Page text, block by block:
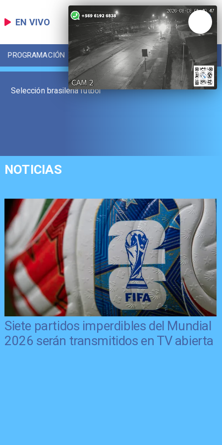
EN VIVO
PROGRAMACIÓN LOCAL DEPORTES
Selección brasileña fútbol
NOTICIAS
Siete partidos imperdibles del Mundial
2026 serán transmitidos en TV abierta